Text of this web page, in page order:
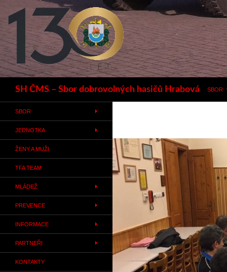
SH ČMS – Sbor dobrovolných hasičů Hrabová SBOR
SBOR
JEDNOTKA
ŽENY A MUŽI
TFA TEAM
MLÁDEŽ
PREVENCE
INFORMACE
PARTNEŘI
KONTAKTY